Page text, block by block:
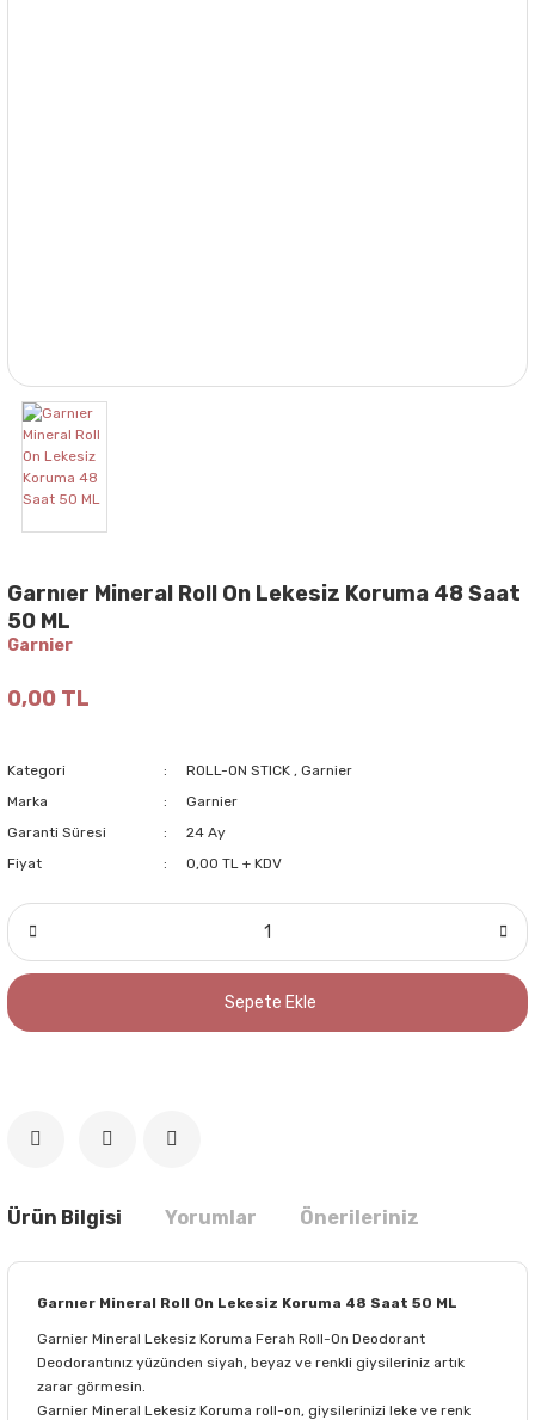
Garnıer Mineral Roll On Lekesiz Koruma 48 Saat
50 ML
Garnier
0,00 TL
Kategori ROLL-ON STICK , Garnier
Marka
Garnier
Garanti Süresi
24 Ay
Fiyat
0,00 TL + KDV
Sepete Ekle
Ürün Bilgisi Yorumlar Önerileriniz
Garnıer Mineral Roll On Lekesiz Koruma 48 Saat 50 ML
Garnier Mineral Lekesiz Koruma Ferah Roll-On Deodorant
Deodorantınız yüzünden siyah, beyaz ve renkli giysileriniz artık
zarar görmesin.
Garnier Mineral Lekesiz Koruma roll-on, giysilerinizi leke ve renk